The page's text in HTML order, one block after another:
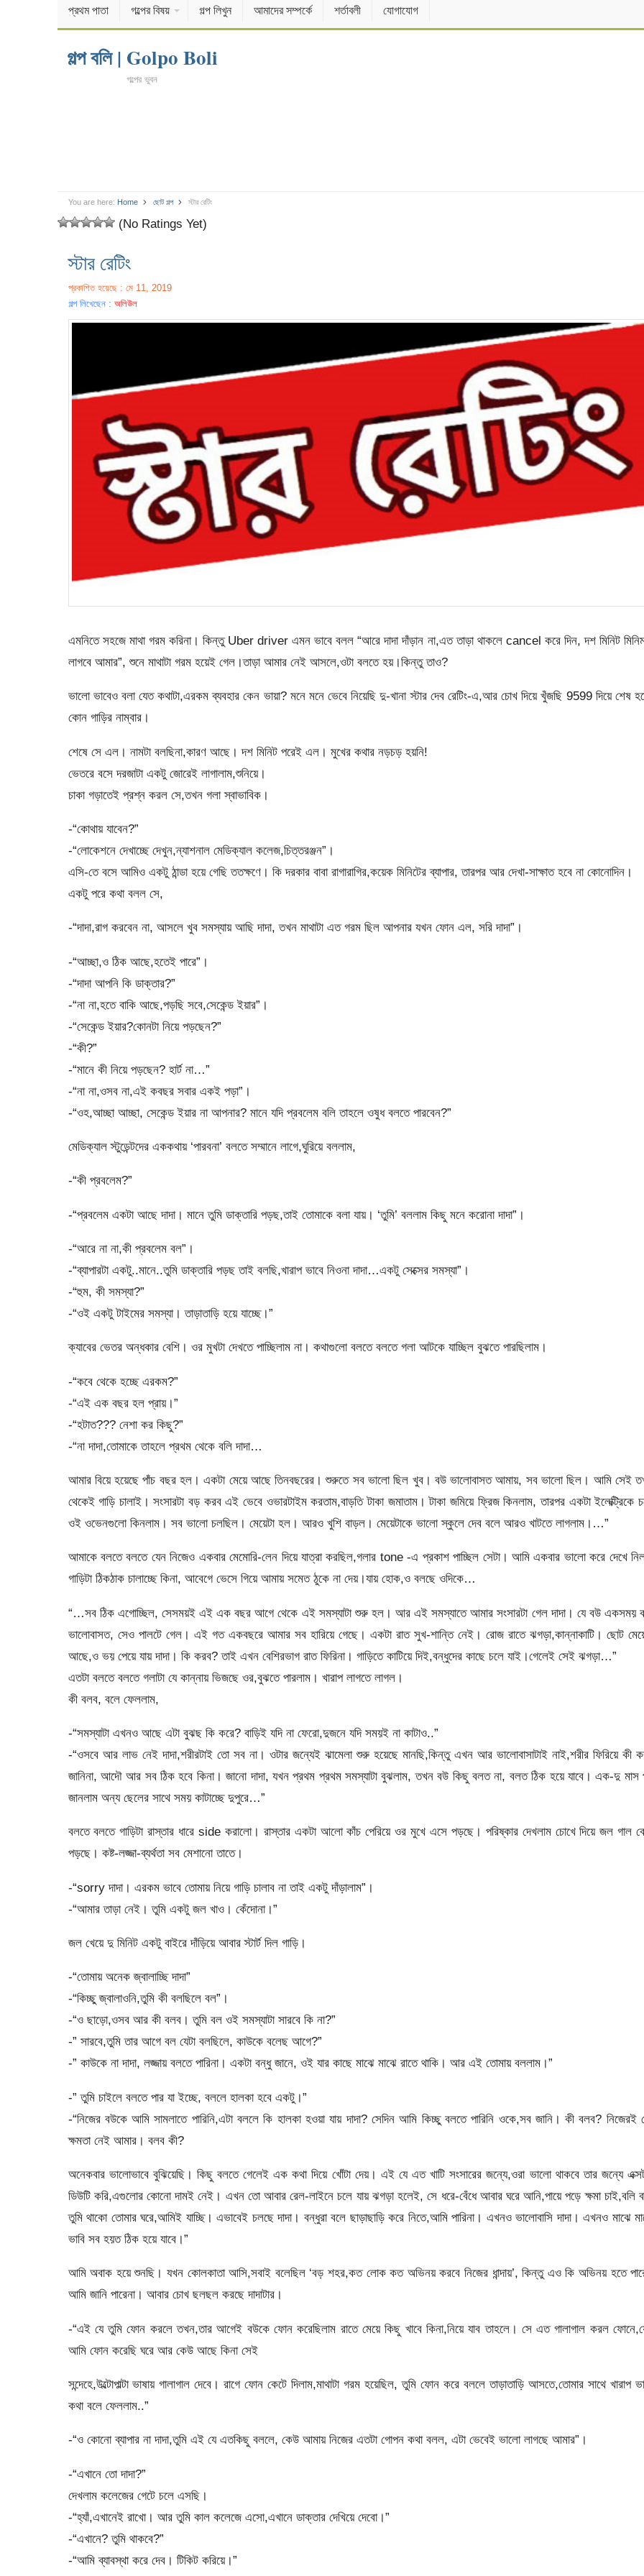
প্রথম পাতা গল্পের বিষয় গল্প লিখুন আমাদের সম্পর্কে শর্তাবলী যোগাযোগ
গল্প বলি | Golpo Boli
গল্পের ভুবন
You are here: Home ছোট গল্প স্টার রেটিং
(No Ratings Yet)
স্টার রেটিং
প্রকাশিত হয়েছে : মে 11, 2019
গল্প লিখেছেন : অলিউল
এমনিতে সহজে মাথা গরম করিনা। কিন্তু Uber driver এমন ভাবে বলল “আরে দাদা দাঁড়ান না,এত তাড়া থাকলে cancel করে দিন, দশ মিনিট
লাগবে আমার”, শুনে মাথাটা গরম হয়েই গেল।তাড়া আমার নেই আসলে,ওটা বলতে হয়।কিন্তু তাও?
ভালো ভাবেও বলা যেত কথাটা,এরকম ব্যবহার কেন ভায়া? মনে মনে ভেবে নিয়েছি দু-খানা স্টার দেব রেটিং-এ,আর চোখ দিয়ে খুঁজছি 9599 দিয়ে শেষ
কোন গাড়ির নাম্বার।
শেষে সে এল। নামটা বলছিনা,কারণ আছে। দশ মিনিট পরেই এল। মুখের কথার নড়চড় হয়নি!
ভেতরে বসে দরজাটা একটু জোরেই লাগালাম,শুনিয়ে।
চাকা গড়াতেই প্রশ্ন করল সে,তখন গলা স্বাভাবিক।
-“কোথায় যাবেন?”
-“লোকেশনে দেখাচ্ছে দেখুন,ন্যাশনাল মেডিক্যাল কলেজ,চিত্তরঞ্জন”।
এসি-তে বসে আমিও একটু ঠান্ডা হয়ে গেছি ততক্ষণে। কি দরকার বাবা রাগারাগির,কয়েক মিনিটের ব্যাপার, তারপর আর দেখা-সাক্ষাত হবে না কোনোদিন।
একটু পরে কথা বলল সে,
-“দাদা,রাগ করবেন না, আসলে খুব সমস্যায় আছি দাদা, তখন মাথাটা এত গরম ছিল আপনার যখন ফোন এল, সরি দাদা”।
-“আচ্ছা,ও ঠিক আছে,হতেই পারে”।
-“দাদা আপনি কি ডাক্তার?”
-“না না,হতে বাকি আছে,পড়ছি সবে,সেকেন্ড ইয়ার”।
-“সেকেন্ড ইয়ার?কোনটা নিয়ে পড়ছেন?”
-“কী?”
-“মানে কী নিয়ে পড়ছেন? হার্ট না…”
-“না না,ওসব না,এই কবছর সবার একই পড়া”।
-“ওহ,আচ্ছা আচ্ছা, সেকেন্ড ইয়ার না আপনার? মানে যদি প্রবলেম বলি তাহলে ওষুধ বলতে পারবেন?”
মেডিক্যাল স্টুডেন্টদের এককথায় ‘পারবনা’ বলতে সম্মানে লাগে,ঘুরিয়ে বললাম,
-“কী প্রবলেম?”
-“প্রবলেম একটা আছে দাদা। মানে তুমি ডাক্তারি পড়ছ,তাই তোমাকে বলা যায়। ‘তুমি’ বললাম কিছু মনে করোনা দাদা”।
-“আরে না না,কী প্রবলেম বল”।
-“ব্যাপারটা একটু..মানে..তুমি ডাক্তারি পড়ছ তাই বলছি,খারাপ ভাবে নিওনা দাদা…একটু সেক্সের সমস্যা”।
-“হুম, কী সমস্যা?”
-“ওই একটু টাইমের সমস্যা। তাড়াতাড়ি হয়ে যাচ্ছে।”
ক্যাবের ভেতর অন্ধকার বেশি। ওর মুখটা দেখতে পাচ্ছিলাম না। কথাগুলো বলতে বলতে গলা আটকে যাচ্ছিল বুঝতে পারছিলাম।
-“কবে থেকে হচ্ছে এরকম?”
-“এই এক বছর হল প্রায়।”
-“হটাত??? নেশা কর কিছু?”
-“না দাদা,তোমাকে তাহলে প্রথম থেকে বলি দাদা…
আমার বিয়ে হয়েছে পাঁচ বছর হল। একটা মেয়ে আছে তিনবছরের। শুরুতে সব ভালো ছিল খুব। বউ ভালোবাসত আমায়, সব ভালো ছিল। আমি সেই
থেকেই গাড়ি চালাই। সংসারটা বড় করব এই ভেবে ওভারটাইম করতাম,বাড়তি টাকা জমাতাম। টাকা জমিয়ে ফ্রিজ কিনলাম, তারপর একটা ইলেক্ট্রিকে
ওই ওভেনগুলো কিনলাম। সব ভালো চলছিল। মেয়েটা হল। আরও খুশি বাড়ল। মেয়েটাকে ভালো স্কুলে দেব বলে আরও খাটতে লাগলাম।…”
আমাকে বলতে বলতে যেন নিজেও একবার মেমোরি-লেন দিয়ে যাত্রা করছিল,গলার tone -এ প্রকাশ পাচ্ছিল সেটা। আমি একবার ভালো করে দেখে
গাড়িটা ঠিকঠাক চালাচ্ছে কিনা, আবেগে ভেসে গিয়ে আমায় সমেত ঠুকে না দেয়।যায় হোক,ও বলছে ওদিকে…
“…সব ঠিক এগোচ্ছিল, সেসময়ই এই এক বছর আগে থেকে এই সমস্যাটা শুরু হল। আর এই সমস্যাতে আমার সংসারটা গেল দাদা। যে বউ একসময়
ভালোবাসত, সেও পালটে গেল। এই গত একবছরে আমার সব হারিয়ে গেছে। একটা রাত সুখ-শান্তি নেই। রোজ রাতে ঝগড়া,কান্নাকাটি। ছোট
আছে,ও ভয় পেয়ে যায় দাদা। কি করব? তাই এখন বেশিরভাগ রাত ফিরিনা। গাড়িতে কাটিয়ে দিই,বন্ধুদের কাছে চলে যাই।গেলেই সেই ঝগড়া…”
এতটা বলতে বলতে গলাটা যে কান্নায় ভিজছে ওর,বুঝতে পারলাম। খারাপ লাগতে লাগল।
কী বলব, বলে ফেললাম,
-“সমস্যাটা এখনও আছে এটা বুঝছ কি করে? বাড়িই যদি না ফেরো,দুজনে যদি সময়ই না কাটাও..”
-“ওসবে আর লাভ নেই দাদা,শরীরটাই তো সব না। ওটার জন্যেই ঝামেলা শুরু হয়েছে মানছি,কিন্তু এখন আর ভালোবাসাটাই নাই,শরীর ফিরিয়ে কী
জানিনা, আদৌ আর সব ঠিক হবে কিনা। জানো দাদা, যখন প্রথম প্রথম সমস্যাটা বুঝলাম, তখন বউ কিছু বলত না, বলত ঠিক হয়ে যাবে। এক-দু মাস
জানলাম অন্য ছেলের সাথে সময় কাটাচ্ছে দুপুরে…”
বলতে বলতে গাড়িটা রাস্তার ধারে side করালো। রাস্তার একটা আলো কাঁচ পেরিয়ে ওর মুখে এসে পড়ছে। পরিষ্কার দেখলাম চোখে দিয়ে জল গাল
পড়ছে। কষ্ট-লজ্জা-ব্যর্থতা সব মেশানো তাতে।
-“sorry দাদা। এরকম ভাবে তোমায় নিয়ে গাড়ি চালাব না তাই একটু দাঁড়ালাম”।
-“আমার তাড়া নেই। তুমি একটু জল খাও। কেঁদোনা।”
জল খেয়ে দু মিনিট একটু বাইরে দাঁড়িয়ে আবার স্টার্ট দিল গাড়ি।
-“তোমায় অনেক জ্বালাচ্ছি দাদা”
-“কিচ্ছু জ্বালাওনি,তুমি কী বলছিলে বল”।
-“ও ছাড়ো,ওসব আর কী বলব। তুমি বল ওই সমস্যাটা সারবে কি না?”
-” সারবে,তুমি তার আগে বল যেটা বলছিলে, কাউকে বলেছ আগে?”
-” কাউকে না দাদা, লজ্জায় বলতে পারিনা। একটা বন্ধু জানে, ওই যার কাছে মাঝে মাঝে রাতে থাকি। আর এই তোমায় বললাম।”
-” তুমি চাইলে বলতে পার যা ইচ্ছে, বললে হালকা হবে একটু।”
-“নিজের বউকে আমি সামলাতে পারিনি,এটা বললে কি হালকা হওয়া যায় দাদা? সেদিন আমি কিচ্ছু বলতে পারিনি ওকে,সব জানি। কী বলব? নিজেরই
ক্ষমতা নেই আমার। বলব কী?
অনেকবার ভালোভাবে বুঝিয়েছি। কিছু বলতে গেলেই এক কথা দিয়ে খোঁটা দেয়। এই যে এত খাটি সংসারের জন্যে,ওরা ভালো থাকবে তার জন্যে
ডিউটি করি,এগুলোর কোনো দামই নেই। এখন তো আবার রেল-লাইনে চলে যায় ঝগড়া হলেই, সে ধরে-বেঁধে আবার ঘরে আনি,পায়ে পড়ে ক্ষমা চাই,বলি
তুমি থাকো তোমার ঘরে,আমিই যাচ্ছি। এভাবেই চলছে দাদা। বন্ধুরা বলে ছাড়াছাড়ি করে নিতে,আমি পারিনা। এখনও ভালোবাসি দাদা। এখনও মাঝে
ভাবি সব হয়ত ঠিক হয়ে যাবে।”
আমি অবাক হয়ে শুনছি। যখন কোলকাতা আসি,সবাই বলেছিল ‘বড় শহর,কত লোক কত অভিনয় করবে নিজের ধান্দায়’, কিন্তু এও কি অভিনয় হতে
আমি জানি পারেনা। আবার চোখ ছলছল করছে দাদাটার।
-“এই যে তুমি ফোন করলে তখন,তার আগেই বউকে ফোন করেছিলাম রাতে মেয়ে কিছু খাবে কিনা,নিয়ে যাব তাহলে। সে এত গালাগাল করল
আমি ফোন করেছি ঘরে আর কেউ আছে কিনা সেই
সন্দেহে,উল্টোপাল্টা ভাষায় গালাগাল দেবে। রাগে ফোন কেটে দিলাম,মাথাটা গরম হয়েছিল, তুমি ফোন করে বললে তাড়াতাড়ি আসতে,তোমার সাথে খারাপ
কথা বলে ফেললাম..”
-“ও কোনো ব্যাপার না দাদা,তুমি এই যে এতকিছু বললে, কেউ আমায় নিজের এতটা গোপন কথা বলল, এটা ভেবেই ভালো লাগছে আমার”।
-“এখানে তো দাদা?”
দেখলাম কলেজের গেটে চলে এসছি।
-“হ্যাঁ,এখানেই রাখো। আর তুমি কাল কলেজে এসো,এখানে ডাক্তার দেখিয়ে দেবো।”
-“এখানে? তুমি থাকবে?”
-“আমি ব্যাবস্থা করে দেব। টিকিট করিয়ে।”